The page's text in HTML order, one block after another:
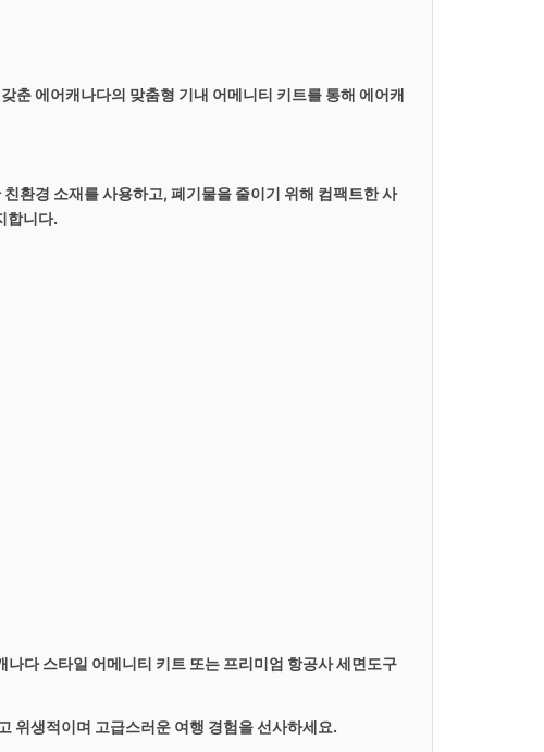
춘 에어캐나다의 맞춤형 기내 어메니티 키트를 통해 에어캐
환경 소재를 사용하고, 폐기물을 줄이기 위해 컴팩트한 사
합니다.
나다 스타일 어메니티 키트 또는 프리미엄 항공사 세면도구
위생적이며 고급스러운 여행 경험을 선사하세요.